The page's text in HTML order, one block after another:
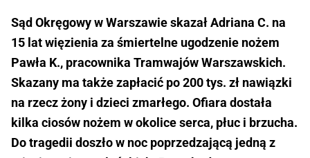
Sąd Okręgowy w Warszawie skazał Adriana C. na
15 lat więzienia za śmiertelne ugodzenie nożem
Pawła K., pracownika Tramwajów Warszawskich.
Skazany ma także zapłacić po 200 tys. zł nawiązki
na rzecz żony i dzieci zmarłego. Ofiara dostała
kilka ciosów nożem w okolice serca, płuc i brzucha.
Do tragedii doszło w noc poprzedzającą jedną z